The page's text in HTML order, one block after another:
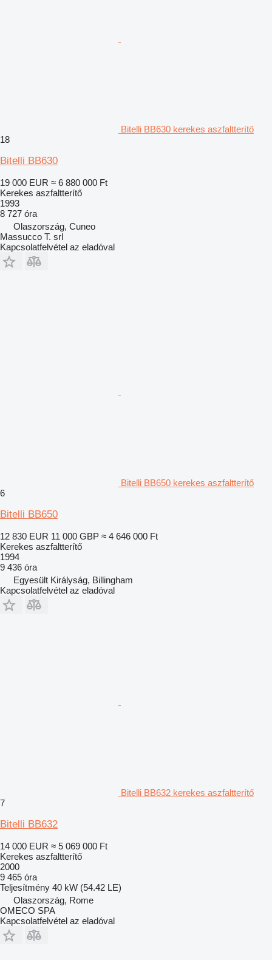
Bitelli BB630 kerekes aszfaltterítő
18
Bitelli BB630
19 000 EUR ≈ 6 880 000 Ft
Kerekes aszfaltterítő
1993
8 727 óra
Olaszország, Cuneo
Massucco T. srl
Kapcsolatfelvétel az eladóval
Bitelli BB650 kerekes aszfaltterítő
6
Bitelli BB650
12 830 EUR 11 000 GBP ≈ 4 646 000 Ft
Kerekes aszfaltterítő
1994
9 436 óra
Egyesült Királyság, Billingham
Kapcsolatfelvétel az eladóval
Bitelli BB632 kerekes aszfaltterítő
7
Bitelli BB632
14 000 EUR ≈ 5 069 000 Ft
Kerekes aszfaltterítő
2000
9 465 óra
Teljesítmény 40 kW (54.42 LE)
Olaszország, Rome
OMECO SPA
Kapcsolatfelvétel az eladóval